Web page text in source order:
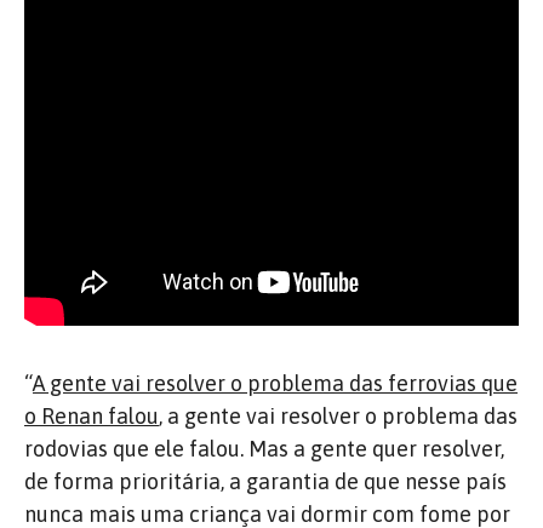
“A gente vai resolver o problema das ferrovias que
o Renan falou, a gente vai resolver o problema das
rodovias que ele falou. Mas a gente quer resolver,
de forma prioritária, a garantia de que nesse país
nunca mais uma criança vai dormir com fome por